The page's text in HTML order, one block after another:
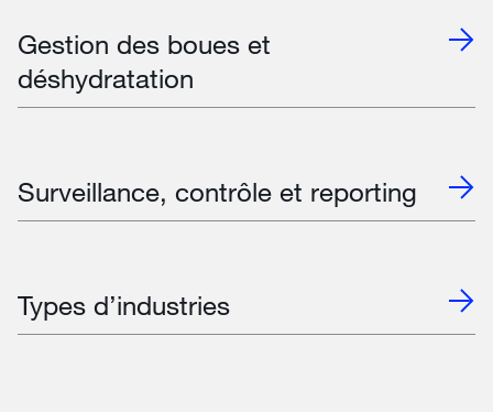
Gestion des boues et
déshydratation
Surveillance, contrôle et reporting
Types d’industries